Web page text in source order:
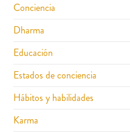
Conciencia
Dharma
Educación
Estados de conciencia
Hábitos y habilidades
Karma